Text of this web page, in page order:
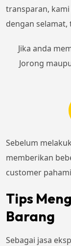
transparan,
dengan
Jika anda
Jorong
Sebelum
memberikan
customer
Tips
Barang
Sebagai jasa